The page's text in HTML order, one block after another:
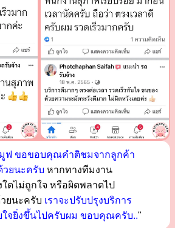
ฟ ขอขอบคุณคำติชมจากลูกค้า
ยนะครับ หากทางทีมงาน
ใดไม่ถูกใจ หรือผิดพลาดไป
ยนะครับ เราจะปรับปรุงบริการ
จยิ่งขึ้นไปครับผม ขอบคุณครับ.."